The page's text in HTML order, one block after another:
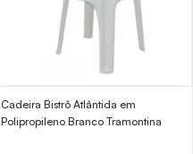
Cadeira Bistrô Atlântida em
Polipropileno Branco Tramontina